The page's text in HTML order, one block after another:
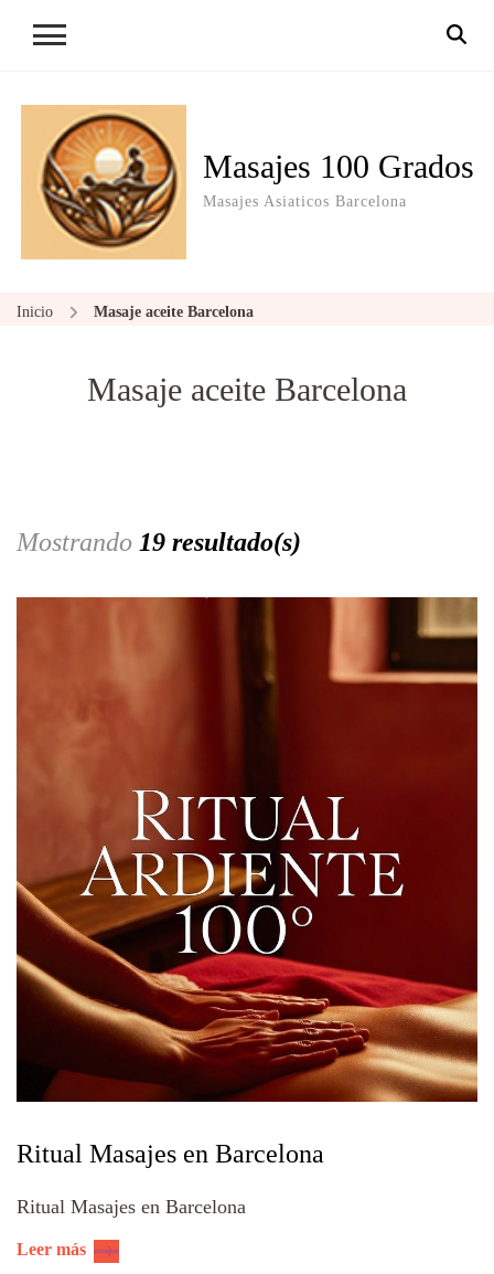
Masajes 100 Grados
Masajes Asiaticos Barcelona
Inicio Masaje aceite Barcelona
Masaje aceite Barcelona
Mostrando 19 resultado(s)
Ritual Masajes en Barcelona
Ritual Masajes en Barcelona
Leer más